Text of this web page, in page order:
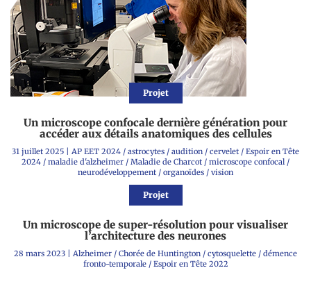
Projet
Un microscope confocale dernière génération pour
accéder aux détails anatomiques des cellules
31 juillet 2025 AP EET 2024 / astrocytes / audition / cervelet / Espoir en Tête
2024 / maladie d'alzheimer / Maladie de Charcot / microscope confocal/
neurodéveloppement / organoïdes / vision
Projet
Un microscope de super-résolution pour visualiser
l’architecture des neurones
28 mars 2023 Alzheimer / Chorée de Huntington / cytosquelette / démence
fronto-temporale/ Espoir en Tête 2022